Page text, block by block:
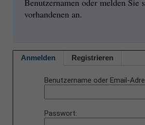
Benutzernamen oder melden Sie
vorhandenen an.
Anmelden Registrieren
Benutzername oder Email-
Passwort